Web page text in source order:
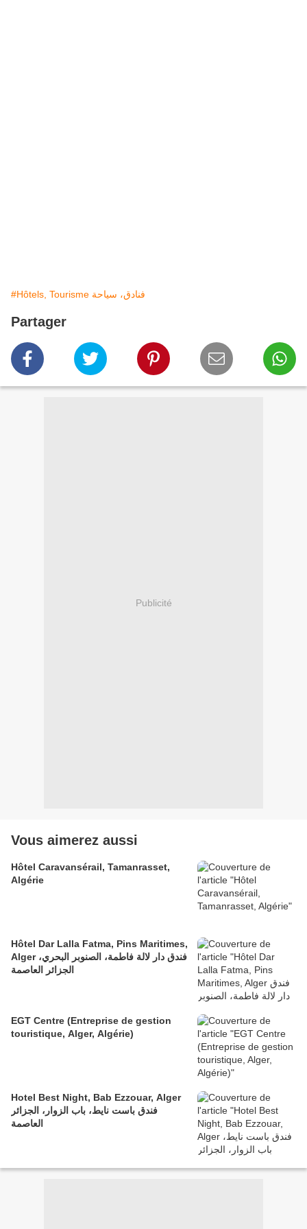
#Hôtels, Tourisme فنادق، سياحة
Partager
Publicité
Vous aimerez aussi
Hôtel Caravansérail, Tamanrasset,
Algérie
Hôtel Dar Lalla Fatma, Pins Maritimes,
Alger فندق دار لالة فاطمة، الصنوبر البحري،
الجزائر العاصمة
EGT Centre (Entreprise de gestion
touristique, Alger, Algérie)
Hotel Best Night, Bab Ezzouar, Alger
فندق باست نايط، باب الزوار، الجزائر
العاصمة